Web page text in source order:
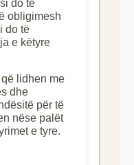
do të
obligimesh
do të
e këtyre
që lidhen me
dhe
për të
nëse palët
e tyre.